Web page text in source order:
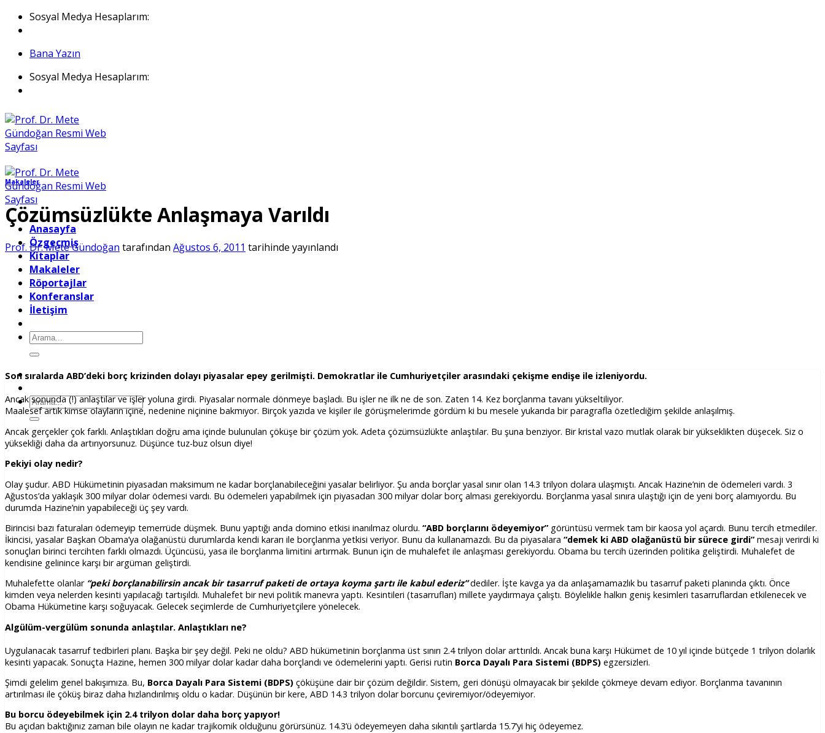
İçeriğe
atla
Sosyal Medya Hesaplarım:
Bana Yazın
Sosyal Medya Hesaplarım:
Anasayfa
Özgeçmiş
Kitaplar
Makaleler
Röportajlar
Konferanslar
İletişim
Ara:
Ara:
Makaleler
Çözümsüzlükte Anlaşmaya Varıldı
Prof. Dr. Mete Gündoğan tarafından Ağustos 6, 2011 tarihinde yayınlandı
Son sıralarda ABD’deki borç krizinden dolayı piyasalar epey gerilmişti. Demokratlar ile Cumhuriyetçiler arasındaki çekişme endişe ile izleniyordu.
Ancak sonunda (!) anlaştılar ve işler yoluna girdi. Piyasalar normale dönmeye başladı. Bu işler ne ilk ne de son. Zaten 14. Kez borçlanma tavanı yükseltiliyor.
Maalesef artık kimse olayların içine, nedenine niçinine bakmıyor. Birçok yazıda ve kişiler ile görüşmelerimde gördüm ki bu mesele yukarıda bir paragrafla özetlediğim şekilde anlaşılmış.
Ancak gerçekler çok farklı. Anlaştıkları doğru ama içinde bulunulan çöküşe bir çözüm yok. Adeta çözümsüzlükte anlaştılar. Bu şuna benziyor. Bir kristal vazo mutlak olarak bir yükseklikten düşecek. Siz o
yüksekliği daha da artırıyorsunuz. Düşünce tuz-buz olsun diye!
Pekiyi olay nedir?
Olay şudur. ABD Hükümetinin piyasadan maksimum ne kadar borçlanabileceğini yasalar belirliyor. Şu anda borçlar yasal sınır olan 14.3 trilyon dolara ulaşmıştı. Ancak Hazine’nin de ödemeleri vardı. 3
Ağustos’da yaklaşık 300 milyar dolar ödemesi vardı. Bu ödemeleri yapabilmek için piyasadan 300 milyar dolar borç alması gerekiyordu. Borçlanma yasal sınıra ulaştığı için de yeni borç alamıyordu. Bu
durumda Hazine’nin yapabileceği üç şey vardı.
Birincisi bazı faturaları ödemeyip temerrüde düşmek. Bunu yaptığı anda domino etkisi inanılmaz olurdu. “ABD borçlarını ödeyemiyor”görüntüsü vermek tam bir kaosa yol açardı. Bunu tercih etmediler.
İkincisi, yasalar Başkan Obama’ya olağanüstü durumlarda kendi kararı ile borçlanma yetkisi veriyor. Bunu da kullanamazdı. Bu da piyasalara “demek ki ABD olağanüstü bir sürece girdi”mesajı verirdi ki
sonuçları birinci tercihten farklı olmazdı. Üçüncüsü, yasa ile borçlanma limitini artırmak. Bunun için de muhalefet ile anlaşması gerekiyordu. Obama bu tercih üzerinden politika geliştirdi. Muhalefet de
kendisine gelinince karşı bir argüman geliştirdi.
Muhalefette olanlar“peki borçlanabilirsin ancak bir tasarruf paketi de ortaya koyma şartı ile kabul ederiz”dediler. İşte kavga ya da anlaşamamazlık bu tasarruf paketi planında çıktı. Önce
kimden veya nelerden kesinti yapılacağı tartışıldı. Muhalefet bir nevi politik manevra yaptı. Kesintileri (tasarrufları) millete yaydırmaya çalıştı. Böylelikle halkın geniş kesimleri tasarruflardan etkilenecek ve
Obama Hükümetine karşı soğuyacak. Gelecek seçimlerde de Cumhuriyetçilere yönelecek.
Algülüm-vergülüm sonunda anlaştılar. Anlaştıkları ne?
Uygulanacak tasarruf tedbirleri planı. Başka bir şey değil. Peki ne oldu? ABD hükümetinin borçlanma üst sınırı 2.4 trilyon dolar arttırıldı. Ancak buna karşı Hükümet de 10 yıl içinde bütçede 1 trilyon dolarlık
kesinti yapacak. Sonuçta Hazine, hemen 300 milyar dolar kadar daha borçlandı ve ödemelerini yaptı. Gerisi rutin Borca Dayalı Para Sistemi (BDPS) egzersizleri.
Şimdi gelelim genel bakışımıza. Bu, Borca Dayalı Para Sistemi (BDPS) çöküşüne dair bir çözüm değildir. Sistem, geri dönüşü olmayacak bir şekilde çökmeye devam ediyor. Borçlanma tavanının
artırılması ile çöküş biraz daha hızlandırılmış oldu o kadar. Düşünün bir kere, ABD 14.3 trilyon dolar borcunu çeviremiyor/ödeyemiyor.
Bu borcu ödeyebilmek için 2.4 trilyon dolar daha borç yapıyor!
Bu açıdan baktığınız zaman bile olayın ne kadar trajikomik olduğunu görürsünüz. 14.3’ü ödeyemeyen daha sıkıntılı şartlarda 15.7’yi hiç ödeyemez.